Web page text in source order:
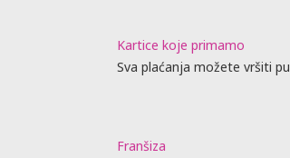
Kartice koje primamo
Sva plaćanja možete vršiti
Franšiza